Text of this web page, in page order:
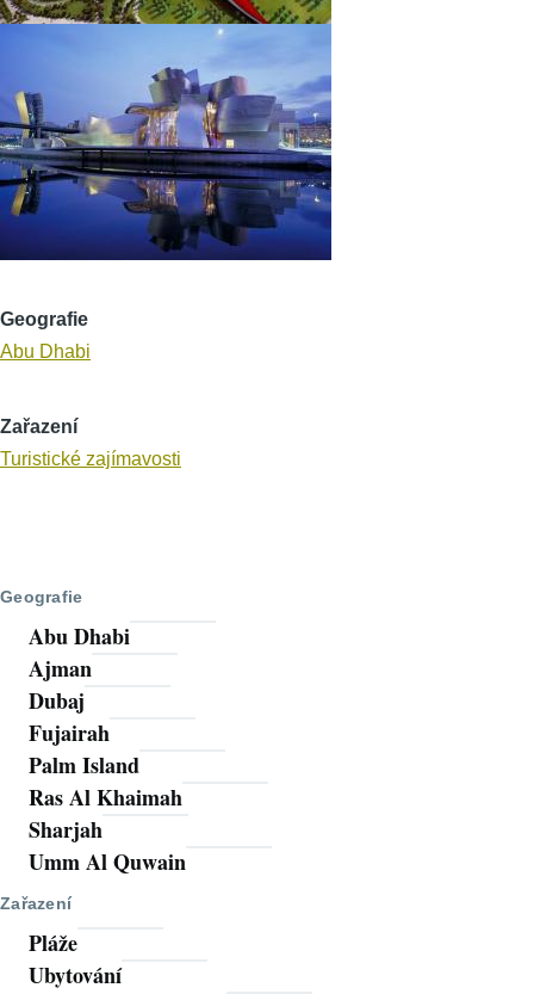
Geografie
Abu Dhabi
Zařazení
Turistické zajímavosti
Geografie
Abu Dhabi
Ajman
Dubaj
Fujairah
Palm Island
Ras Al Khaimah
Sharjah
Umm Al Quwain
Zařazení
Pláže
Ubytování